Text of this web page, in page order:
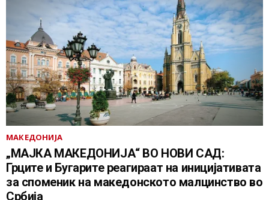
МАКЕДОНИЈА
„МАЈКА МАКЕДОНИЈА“ ВО НОВИ САД:
Грците и Бугарите реагираат на иницијативата
за споменик на македонското малцинство во
Србија